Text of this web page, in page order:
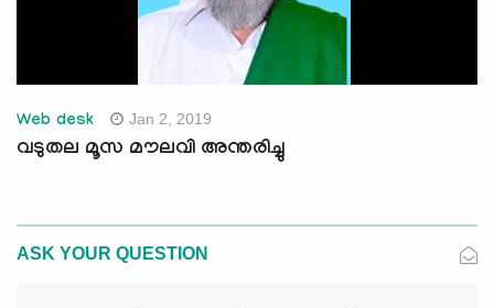
Web desk Jan 2, 2019
വടുതല മൂസ മൗലവി അന്തരിച്ചു
ASK YOUR QUESTION